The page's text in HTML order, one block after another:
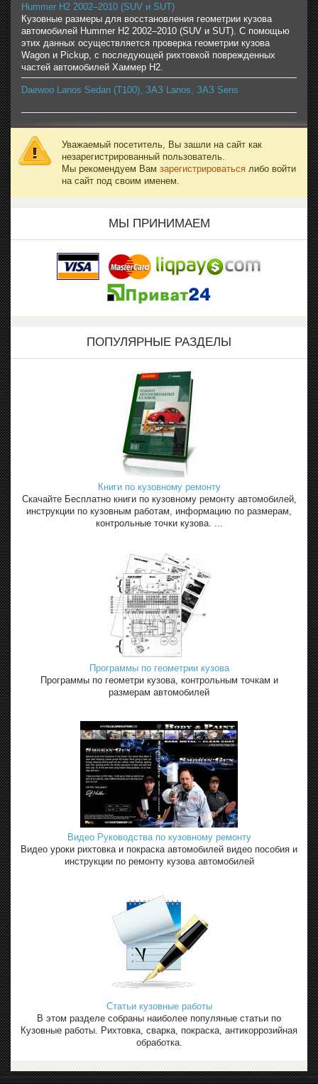
Hummer H2 2002–2010 (SUV и SUT)
Кузовные размеры для восстановления геометрии кузова
автомобилей Hummer H2 2002–2010 (SUV и SUT). С помощью
этих данных осуществляется проверка геометрии кузова
Wagon и Pickup, с последующей рихтовкой поврежденных
частей автомобилей Хаммер H2.
Daewoo Lanos Sedan (T100), ЗАЗ Lanos, ЗАЗ Sens
Уважаемый посетитель, Вы зашли на сайт как
незарегистрированный пользователь.
Мы рекомендуем Вам зарегистрироваться либо войти
на сайт под своим именем.
МЫ ПРИНИМАЕМ
ПОПУЛЯРНЫЕ РАЗДЕЛЫ
Книги по кузовному ремонту
Скачайте Бесплатно книги по кузовному ремонту автомобилей,
инструкции по кузовным работам, информацию по размерам,
контрольные точки кузова. ...
Программы по геометрии кузова
Программы по геометри кузова, контрольным точкам и
размерам автомобилей
Видео Руководства по кузовному ремонту
Видео уроки рихтовка и покраска автомобилей видео пособия и
инструкции по ремонту кузова автомобилей
Статьи кузовные работы
В этом разделе собраны наиболее популяные статьи по
Кузовные работы. Рихтовка, сварка, покраска, антикоррозийная
обработка.